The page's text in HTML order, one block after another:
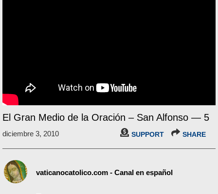
El Gran Medio de la Oración – San Alfonso — 5
diciembre 3, 2010 SUPPORT SHARE
vaticanocatolico.com - Canal en español